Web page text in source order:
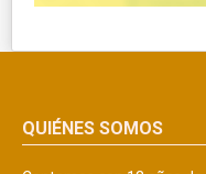
QUIÉNES SOMOS